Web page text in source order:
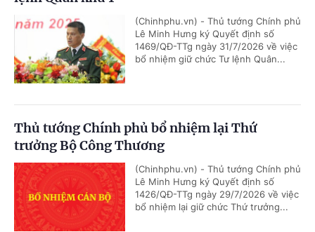
(Chinhphu.vn) - Thủ tướng Chính phủ
Lê Minh Hưng ký Quyết định số
1469/QĐ-TTg ngày 31/7/2026 về việc
bổ nhiệm giữ chức Tư lệnh Quân...
Thủ tướng Chính phủ bổ nhiệm lại Thứ
trưởng Bộ Công Thương
(Chinhphu.vn) - Thủ tướng Chính phủ
Lê Minh Hưng ký Quyết định số
1426/QĐ-TTg ngày 29/7/2026 về việc
bổ nhiệm lại giữ chức Thứ trưởng...